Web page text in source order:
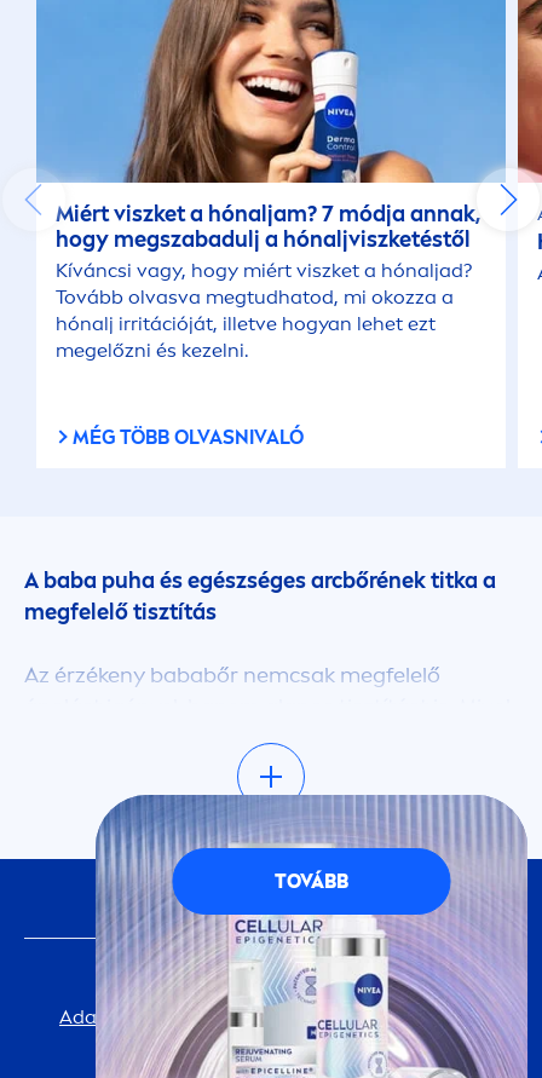
Miért viszket a hónaljam? 7 módja annak,
hogy megszabadulj a hónaljviszketéstől
Kíváncsi vagy, hogy miért viszket a hónaljad?
Tovább olvasva megtudhatod, mi okozza a
hónalj irritációját, illetve hogyan lehet ezt
megelőzni és kezelni.
MÉG TÖBB OLVASNIVALÓ
A baba puha és egészséges arcbőrének titka a
megfelelő tisztítás
Az érzékeny bababőr nemcsak megfelelő
a bababőr extra puha, gyengédebb krémeket és
tisztító termékeket igényel, mint a felnőttek bőre.
Oldalunkon megismerheted kiváló
arctisztítóinkat, melyeket a legkisebbeknek
fejlesztettünk ki, és amelyek között biztosan
megtalálod a legjobb választást gyermeked
finom bőréhez. Valami konkrétat keresel?
Használd a listázott termékek felett található
szűrőt, hogy szűkíts a keresésen, a termék
típusa, összetevői vagy egyéb paraméterei
alapján, és döntsd el, melyik tisztító a
FONTOS INFORMÁCIÓ
Adatvédelmi Tájékoztató
Cookie-beállítások
impresszum
KÖVESS MINKET
TOVÁBB